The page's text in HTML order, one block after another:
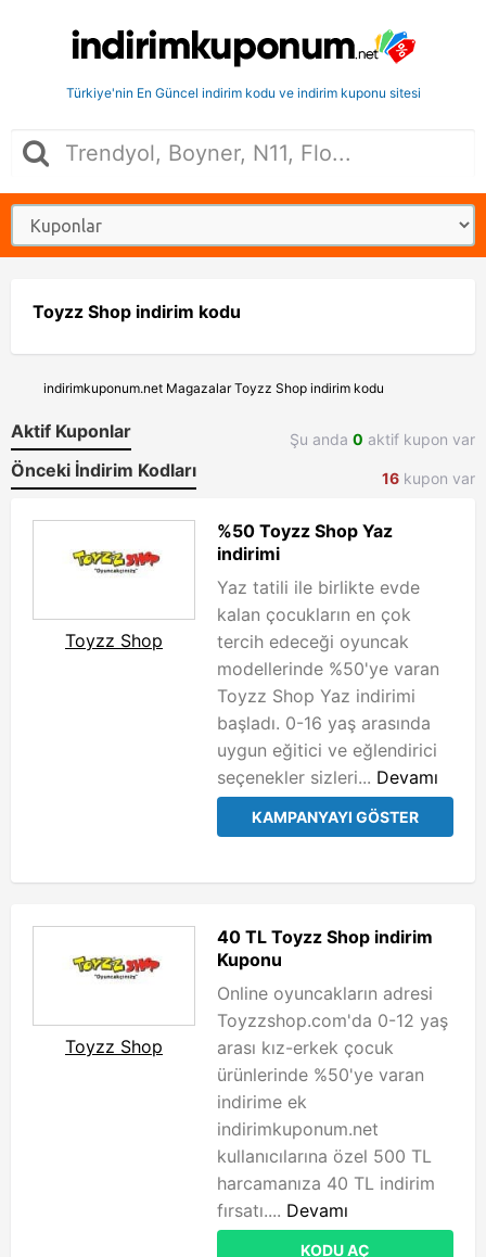
Türkiye'nin En Güncel indirim kodu ve indirim kuponu sitesi
Toyzz Shop indirim kodu
indirimkuponum.net Magazalar Toyzz Shop indirim kodu
Aktif Kuponlar Şu anda 0 aktif kupon var
Önceki İndirim Kodları 16 kupon var
Toyzz Shop
%50 Toyzz Shop Yaz
indirimi
Yaz tatili ile birlikte evde
kalan çocukların en çok
tercih edeceği oyuncak
modellerinde %50'ye varan
Toyzz Shop Yaz indirimi
başladı. 0-16 yaş arasında
uygun eğitici ve eğlendirici
seçenekler sizleri... Devamı
KAMPANYAYI GÖSTER
Toyzz Shop
40 TL Toyzz Shop indirim
Kuponu
Online oyuncakların adresi
Toyzzshop.com'da 0-12 yaş
arası kız-erkek çocuk
ürünlerinde %50'ye varan
indirime ek
indirimkuponum.net
kullanıcılarına özel 500 TL
harcamanıza 40 TL indirim
fırsatı.... Devamı
KODU AÇ